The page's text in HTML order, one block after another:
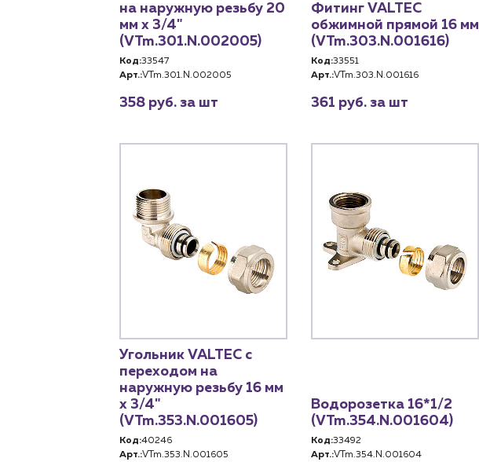
на наружную резьбу 20
мм х 3/4"
(VTm.301.N.002005)
Код:33547
Арт.:VTm.301.N.002005
358 руб. за шт
Фитинг VALTEC
обжимной прямой 16 мм
(VTm.303.N.001616)
Код:33551
Арт.:VTm.303.N.001616
361 руб. за шт
Угольник VALTEC с
переходом на
наружную резьбу 16 мм
х 3/4"
(VTm.353.N.001605)
Код:40246
Арт.:VTm.353.N.001605
Водорозетка 16*1/2
(VTm.354.N.001604)
Код:33492
Арт.:VTm.354.N.001604